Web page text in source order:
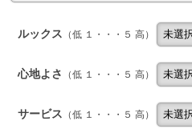
ルックス （低 １・・・５ 高）
心地よさ （低 １・・・５ 高）
サービス （低 １・・・５ 高）